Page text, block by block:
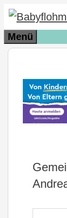
Zum
Inhalt
springen
Menü